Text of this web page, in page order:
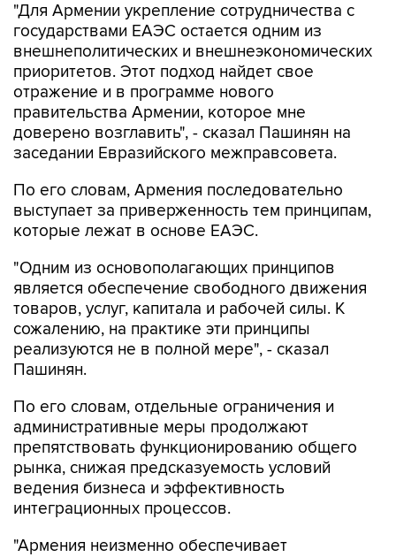
"Для Армении укрепление сотрудничества с
государствами ЕАЭС остается одним из
внешнеполитических и внешнеэкономических
приоритетов. Этот подход найдет свое
отражение и в программе нового
правительства Армении, которое мне
доверено возглавить", - сказал Пашинян на
заседании Евразийского межправсовета.
По его словам, Армения последовательно
выступает за приверженность тем принципам,
которые лежат в основе ЕАЭС.
"Одним из основополагающих принципов
является обеспечение свободного движения
товаров, услуг, капитала и рабочей силы. К
сожалению, на практике эти принципы
реализуются не в полной мере", - сказал
Пашинян.
По его словам, отдельные ограничения и
административные меры продолжают
препятствовать функционированию общего
рынка, снижая предсказуемость условий
ведения бизнеса и эффективность
интеграционных процессов.
"Армения неизменно обеспечивает